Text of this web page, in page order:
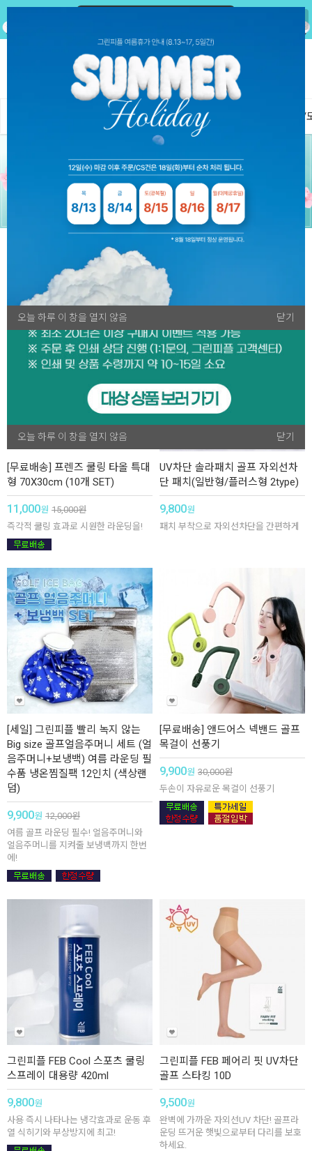
정품볼 필드용품 장갑/
오늘 하루 이 창을 열지 않음 닫기
오늘 하루 이 창을 열지 않음 닫기
오늘 하루 이 창을 열지 않음 닫기
여름대비☀ 연습만이 살 길!
[무료배송] 프렌즈 쿨링 타올 특대
형 70X30cm (10개 SET)
11,000원 15,000원
즉각적 쿨링 효과로 시원한 라운딩을!
UV차단 솔라패치 골프 자외선차
단 패치(일반형/플러스형 2type)
9,800원
패치 부착으로 자외선차단을 간편하게
[세일] 그린피플 빨리 녹지 않는
Big size 골프얼음주머니 세트 (얼
음주머니+보냉백) 여름 라운딩 필
수품 냉온찜질팩 12인치 (색상랜
덤)
9,900원 12,000원
여름 골프 라운딩 필수! 얼음주머니와
얼음주머니를 지켜줄 보냉백까지 한번
에!
[무료배송] 앤드어스 넥밴드 골프
목걸이 선풍기
9,900원 30,000원
두손이 자유로운 목걸이 선풍기
그린피플 FEB Cool 스포츠 쿨링
스프레이 대용량 420ml
9,800원
사용 즉시 나타나는 냉각효과로 운동 후
열 식히기와 부상방지에 최고!
그린피플 FEB 페어리 핏 UV차단
골프 스타킹 10D
9,500원
완벽에 가까운 자외선UV 차단! 골프라
운딩 뜨거운 햇빛으로부터 다리를 보호
하세요.